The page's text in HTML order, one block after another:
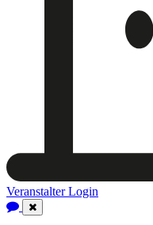
Veranstalter Login
Close
Navigation